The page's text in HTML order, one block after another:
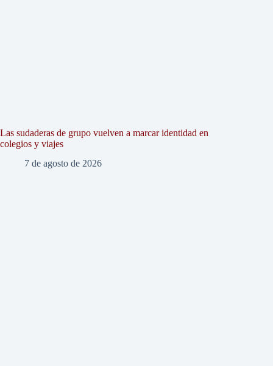
Las sudaderas de grupo vuelven a marcar identidad en
colegios y viajes
7 de agosto de 2026